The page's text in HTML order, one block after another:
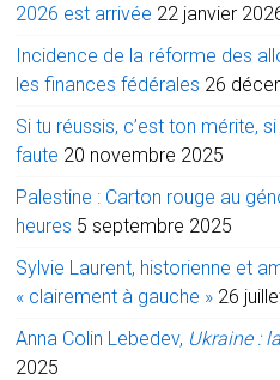
2026 est arrivée 22 janvier
Incidence de la réforme des
les finances fédérales 26
Si tu réussis, c’est ton mérite,
faute 20 novembre 2025
Palestine : Carton rouge au
heures 5 septembre 2025
Sylvie Laurent, historienne et
« clairement à gauche » 26
Anna Colin Lebedev, Ukraine :
2025